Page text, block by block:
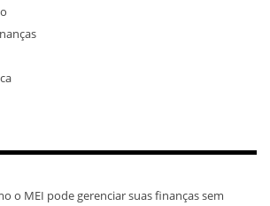
o MEI pode gerenciar suas finanças sem